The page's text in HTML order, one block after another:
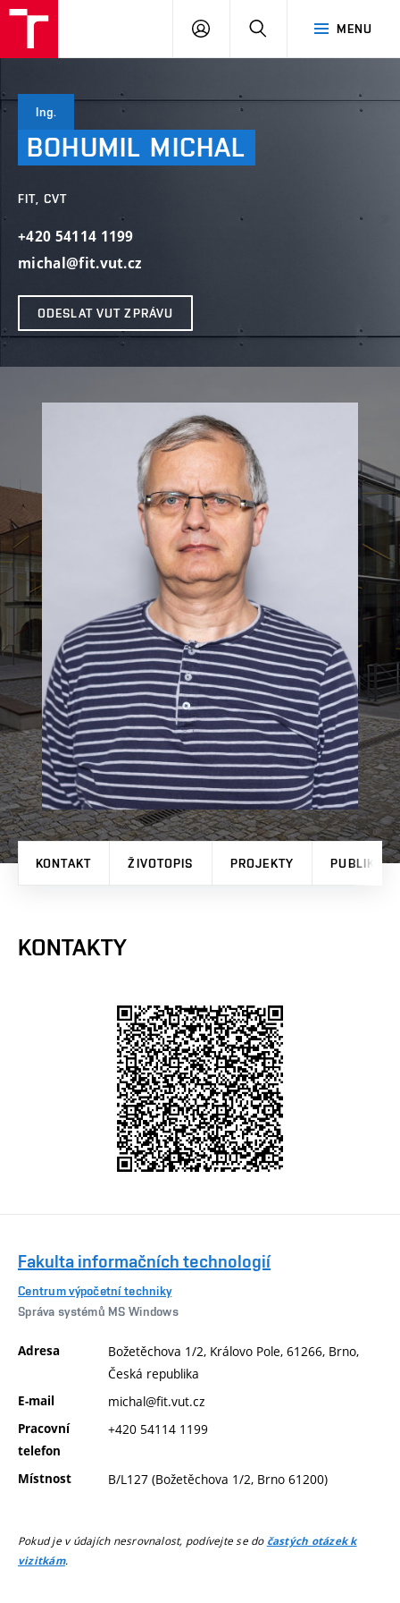
MENU
PŘIHLÁSIT
Ing.
BOHUMIL MICHAL
FIT, CVT
+420 54114 1199
michal@fit.vut.cz
ODESLAT VUT ZPRÁVU
KONTAKT ŽIVOTOPIS PROJEKTY
KONTAKTY
Fakulta informačních technologií
Centrum výpočetní techniky
Správa systémů MS Windows
Adresa
Božetěchova 1/2, Královo Pole, 61266, Brno,
Česká republika
E-mail michal@fit.vut.cz
Pracovní
telefon
+420 54114 1199
Místnost B/L127 (Božetěchova 1/2, Brno 61200)
Pokud je v údajích nesrovnalost, podívejte se do častých otázek k
vizitkám.